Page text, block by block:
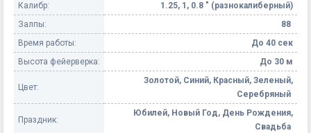
Калибр:
1.25, 1, 0.8 " (разнокалиберный)
Залпы:
88
Время работы:
До 40 сек
Высота фейерверка:
До 30 м
Цвет:
Золотой, Синий, Красный, Зеленый,
Серебряный
Праздник:
Юбилей, Новый Год, День Рождения,
Свадьба